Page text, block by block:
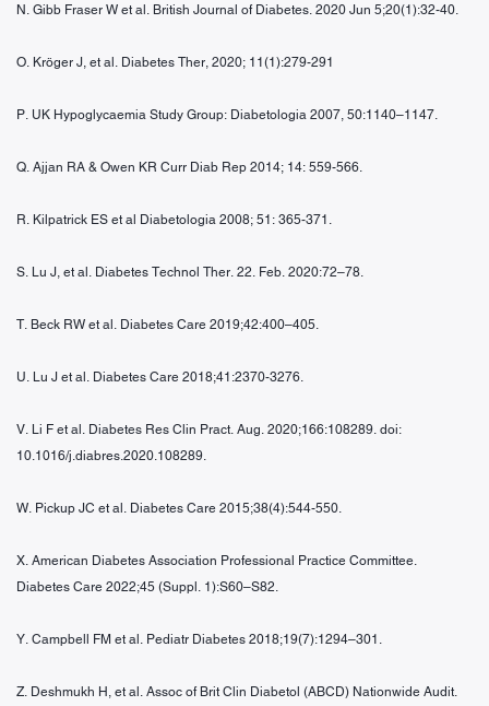
N. Gibb Fraser W et al. British Journal of Diabetes. 2020 Jun 5;20(1):32-40.
O. Kröger J, et al. Diabetes Ther, 2020; 11(1):279-291
P. UK Hypoglycaemia Study Group: Diabetologia 2007, 50:1140–1147.
Q. Ajjan RA & Owen KR Curr Diab Rep 2014; 14: 559-566.
R. Kilpatrick ES et al Diabetologia 2008; 51: 365-371.
S. Lu J, et al. Diabetes Technol Ther. 22. Feb. 2020:72–78.
T. Beck RW et al. Diabetes Care 2019;42:400–405.
U. Lu J et al. Diabetes Care 2018;41:2370-3276.
V. Li F et al. Diabetes Res Clin Pract. Aug. 2020;166:108289. doi:
10.1016/j.diabres.2020.108289.
W. Pickup JC et al. Diabetes Care 2015;38(4):544-550.
X. American Diabetes Association Professional Practice Committee.
Diabetes Care 2022;45 (Suppl. 1):S60–S82.
Y. Campbell FM et al. Pediatr Diabetes 2018;19(7):1294–301.
Z. Deshmukh H, et al. Assoc of Brit Clin Diabetol (ABCD) Nationwide Audit.